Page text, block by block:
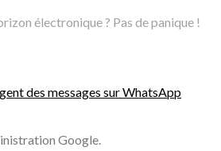
électronique ? Pas de panique !
des messages sur WhatsApp
Google.